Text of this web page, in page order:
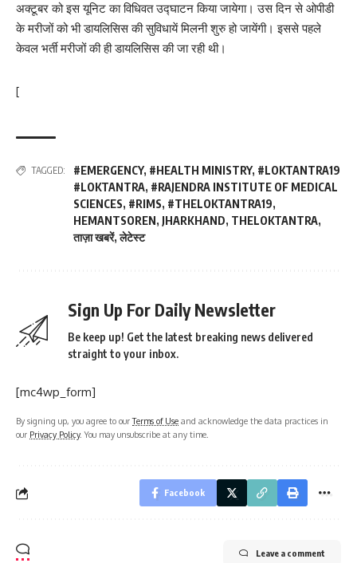
अक्टूबर को इस यूनिट का विधिवत उद्घाटन किया जायेगा। उस दिन से ओपीडी
के मरीजों को भी डायलिसिस की सुविधायें मिलनी शुरु हो जायेंगी। इससे पहले
केवल भर्ती मरीजों की ही डायलिसिस की जा रही थी।
[
TAGGED: #EMERGENCY, #HEALTH MINISTRY, #LOKTANTRA19
#LOKTANTRA, #RAJENDRA INSTITUTE OF MEDICAL
SCIENCES, #RIMS, #THELOKTANTRA19,
HEMANTSOREN, JHARKHAND, THELOKTANTRA,
ताज़ा खबरें,लेटेस्ट
Sign Up For Daily Newsletter
Be keep up! Get the latest breaking news delivered
straight to your inbox.
[mc4wp_form]
By signing up, you agree to ourTerms of Use and acknowledge the data practices in
our Privacy Policy. You may unsubscribe at any time.
Facebook
Leave a comment